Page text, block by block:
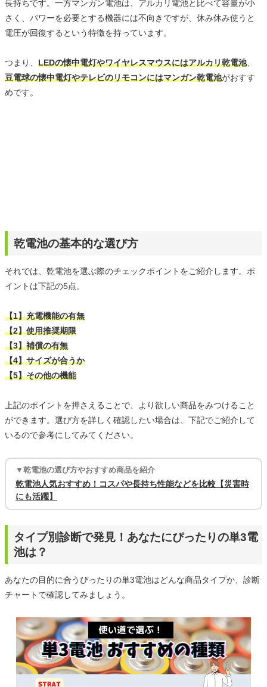
長持ちです。一方マンガン電池は、アルカリ電池と比べて容量が小
さく、パワーを必要とする機器には不向きですが、休み休み使うと
電圧が回復するという特徴を持っています。
つまり、 LEDの懐中電灯やワイヤレスマウスにはアルカリ乾電池、
豆電球の懐中電灯やテレビのリモコンにはマンガン乾電池がおすす
めです。
乾電池の基本的な選び方
それでは、乾電池を選ぶ際のチェックポイントをご紹介します。ポ
イントは下記の5点。
【1】充電機能の有無
【2】使用推奨期限
【3】補償の有無
【4】サイズが合うか
【5】その他の機能
上記のポイントを押さえることで、より欲しい商品をみつけること
ができます。選び方を詳しく確認したい場合は、下記でご紹介して
いるので参考にしてみてください。
▼乾電池の選び方やおすすめ商品を紹介
乾電池人気おすすめ！コスパや長持ち性能などを比較【災害時
にも活躍】
タイプ別診断で発見！あなたにぴったりの単3電
池は？
あなたの目的に合うぴったりの単3電池はどんな商品タイプか、診断
チャートで確認してみましょう。